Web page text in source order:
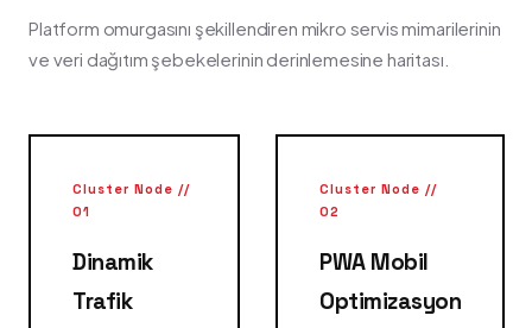
Platform omurgasını şekillendiren mikro servis mimarilerinin
ve veri dağıtım şebekelerinin derinlemesine haritası.
Cluster Node //
01
Dinamik
Trafik
Cluster Node //
02
PWA Mobil
Optimizasyon